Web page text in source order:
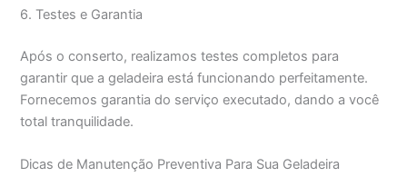
6. Testes e Garantia
Após o conserto, realizamos testes completos para
garantir que a geladeira está funcionando perfeitamente.
Fornecemos garantia do serviço executado, dando a você
total tranquilidade.
Dicas de Manutenção Preventiva Para Sua Geladeira